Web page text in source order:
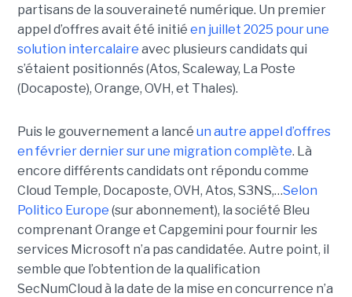
partisans de la souveraineté numérique. Un premier
appel d’offres avait été initié en juillet 2025 pour une
solution intercalaire avec plusieurs candidats qui
s’étaient positionnés (Atos, Scaleway, La Poste
(Docaposte), Orange, OVH, et Thales).
Puis le gouvernement a lancé un autre appel d’offres
en février dernier sur une migration complète. Là
encore différents candidats ont répondu comme
Cloud Temple, Docaposte, OVH, Atos, S3NS,…Selon
Politico Europe (sur abonnement), la société Bleu
comprenant Orange et Capgemini pour fournir les
services Microsoft n’a pas candidatée. Autre point, il
semble que l’obtention de la qualification
SecNumCloud à la date de la mise en concurrence n’a